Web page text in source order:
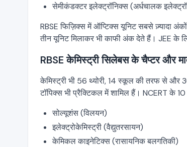
सेमीकंडक्टर इलेक्ट्रॉनिक्स (अर्धचालक
RBSE फिज़िक्स में ऑप्टिक्स यूनिट सबसे ज़्यादा
तीन यूनिट मिलाकर भी काफी अंक देते हैं। JEE के
RBSE केमिस्ट्री सिलेबस के चैप्टर और
केमिस्ट्री भी 56 थ्योरी, 14 स्कूल की तरफ से
टॉपिक्स भी प्रैक्टिकल में शामिल हैं। NCERT के
सोल्यूशंस (विलयन)
इलेक्ट्रोकेमिस्ट्री (वैद्युतरसायन)
केमिकल काइनेटिक्स (रासायनिक बलगतिकी)